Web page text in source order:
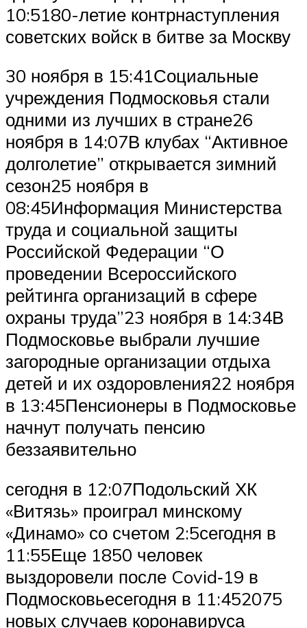
10:5180-летие контрнаступления
советских войск в битве за Москву
30 ноября в 15:41​​​​​Социальные
учреждения Подмосковья стали
одними из лучших в стране26
ноября в 14:07В клубах “Активное
долголетие” открывается зимний
сезон25 ноября в
08:45Информация Министерства
труда и социальной защиты
Российской Федерации “О
проведении Всероссийского
рейтинга организаций в сфере
охраны труда”23 ноября в 14:34В
Подмосковье выбрали лучшие
загородные организации отдыха
детей и их оздоровления22 ноября
в 13:45Пенсионеры в Подмосковье
начнут получать пенсию
беззаявительно
сегодня в 12:07Подольский ХК
«Витязь» проиграл минскому
«Динамо» со счетом 2:5сегодня в
11:55Еще 1850 человек
выздоровели после Covid‑19 в
Подмосковьесегодня в 11:452075
новых случаев коронавируса